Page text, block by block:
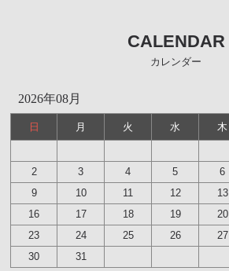
CALENDAR
カレンダー
2026年08月
日 月 火 水 木
2
3 4 5 6
9
10 11 12 13
16
17 18 19 20
23
24 25 26 27
30
31